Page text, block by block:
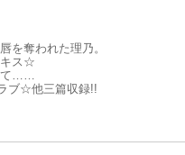
を奪われた理乃。
キス☆
て……
ブ☆他三篇収録!!